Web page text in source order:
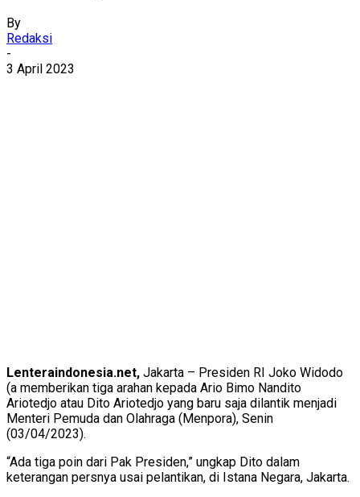
By
Redaksi
-
3 April 2023
Lenteraindonesia.net, Jakarta – Presiden RI Joko Widodo
(a memberikan tiga arahan kepada Ario Bimo Nandito
Ariotedjo atau Dito Ariotedjo yang baru saja dilantik menjadi
Menteri Pemuda dan Olahraga (Menpora), Senin
(03/04/2023).
“Ada tiga poin dari Pak Presiden,” ungkap Dito dalam
keterangan persnya usai pelantikan, di Istana Negara, Jakarta.